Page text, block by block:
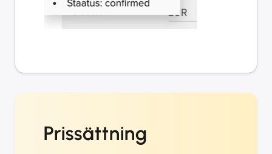
Prissättning